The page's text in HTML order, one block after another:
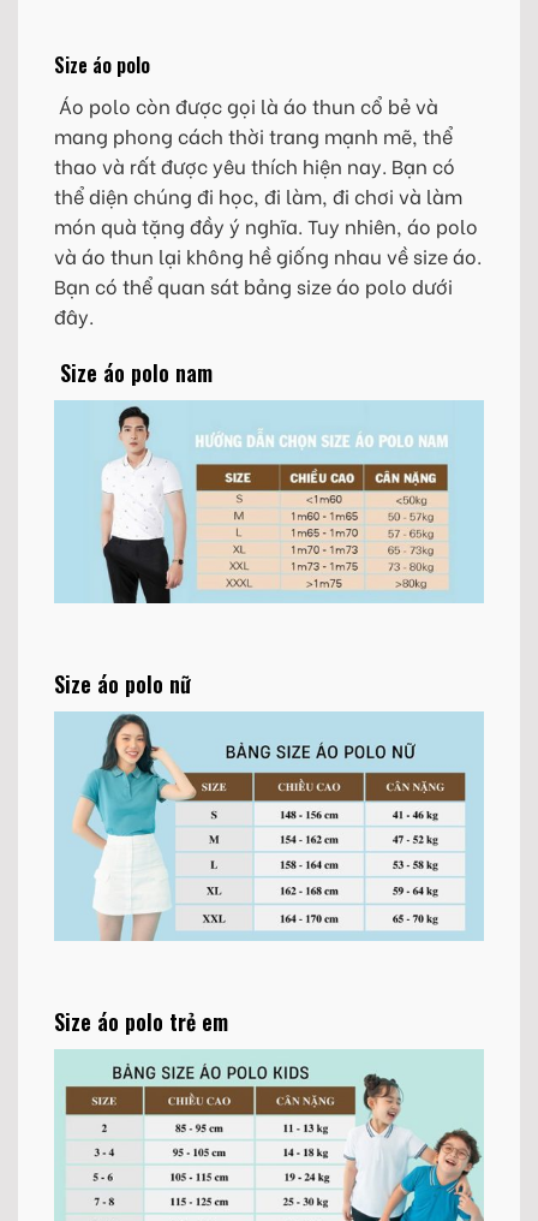
Size áo polo
Áo polo còn được gọi là áo thun cổ bẻ và
mang phong cách thời trang mạnh mẽ, thể
thao và rất được yêu thích hiện nay. Bạn có
thể diện chúng đi học, đi làm, đi chơi và làm
món quà tặng đầy ý nghĩa. Tuy nhiên, áo polo
và áo thun lại không hề giống nhau về size áo.
Bạn có thể quan sát bảng size áo polo dưới
đây.
Size áo polo nam
Size áo polo nữ
Size áo polo trẻ em